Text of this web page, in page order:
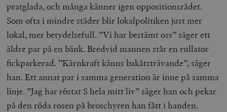
pratglada, och många känner igen oppositionsrådet.
Som ofta i mindre städer blir lokalpolitiken just mer
lokal, mer betydelsefull. ”Vi har bestämt oss” säger ett
äldre par på en bänk. Bredvid mannen står en rullator
fickparkerad. ”Kärnkraft känns bakåtsträvande”, säger
han. Ett annat par i samma generation är inne på samma
linje. ”Jag har röstat S hela mitt liv” säger han och pekar
på den röda rosen på broschyren han fått i handen.